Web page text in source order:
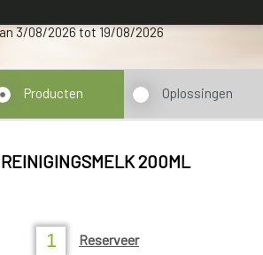
3/08/2026 tot 19/08/2026
Producten Oplossingen
200ML
Reserveer